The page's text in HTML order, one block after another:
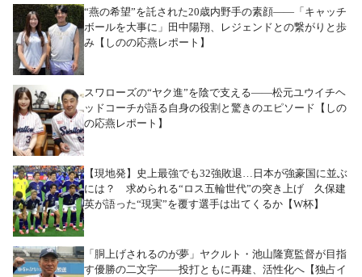
“燕の希望”を託された20歳内野手の素顔――「キャッチ
ボールを大事に」田中陽翔、レジェンドとの繋がりと歩
み【しのの応燕レポート】
スワローズの“ヤク進”を陰で支える――松元ユウイチヘ
ッドコーチが語る自身の役割と驚きのエピソード【しの
の応燕レポート】
【現地発】史上最強でも32強敗退…日本が強豪国に並ぶ
には？ 求められる“ロス五輪世代”の突き上げ 久保建
英が語った“現実”を覆す選手は出てくるか【W杯】
「胴上げされるのが夢」ヤクルト・池山隆寛監督が目指
す優勝の二文字――投打ともに再建、活性化へ【独占イ